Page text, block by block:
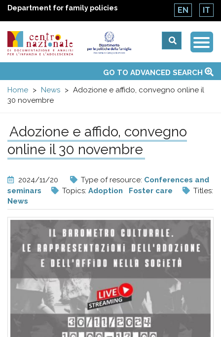
Department for family policies EN IT
Centro
nazionale
di
Documentazione
e
analisi
pr
l'infanzia
e
l'adolescenza
menuTopics
Activities
UN Convention
National ObservatoriesGO TO ADVANCED SEARCH
Home
News
Adozione e affido, convegno online il
30 novembre
Adozione e affido, convegno
online il 30 novembre
2024/11/20 Type of resource: Conferences and
seminars
Topics: Adoption Foster care
Titles:
News